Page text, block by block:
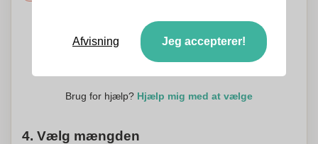
4 Farver
Brug for hjælp? Hjælp mig med at vælge
4. Vælg mængden
Afvisning Jeg accepterer!